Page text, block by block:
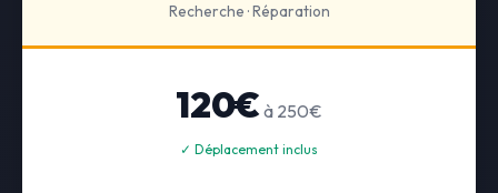
Recherche · Réparation
120€ à 250€
✓ Déplacement inclus